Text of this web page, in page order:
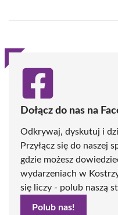
(Twitter)
Dołącz do nas na
Odkrywaj, dyskutuj i
Przyłącz się do naszej
gdzie możesz
wydarzeniach w
się liczy - polub naszą
Polub nas!